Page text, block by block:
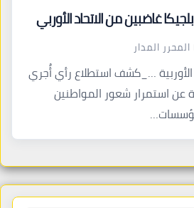
غاضبين من الاتحاد الأوربي
المحرر المدار
الأوربية …_كشف استطلاع رأي أُجري
عن استمرار شعور المواطنين